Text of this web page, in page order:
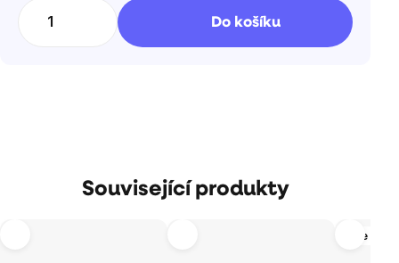
Do košíku
Související produkty
Více